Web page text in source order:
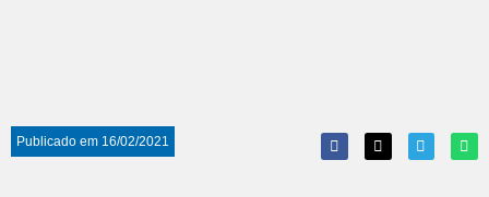
Publicado em 16/02/2021